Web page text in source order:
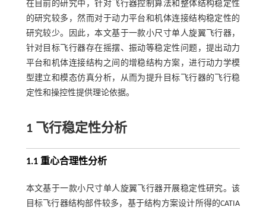
在目前的研究中，针对飞行器控制算法和整体结构稳定性
的研究较多，然而对于动力平台和机体连接结构稳定性的
研究较少。因此，本文基于一款小尺寸单人旋翼飞行器，
针对目标飞行器存在摇摆、振动等稳定性问题，提出动力
平台和机体连接结构之间的增稳结构方案，进行动力学模
型建立和模态仿真分析，从而为提升目标飞行器的飞行稳
定性和操控性提供理论依据。
1 飞行稳定性分析
1.1 重心合理性分析
本文基于一款小尺寸单人旋翼飞行器开展稳定性研究。该
目标飞行器结构部件较多，基于结构方案设计所得的CATIA